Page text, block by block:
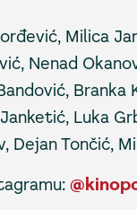
Milica
Nenad
Branka
Luka
Dejan Tončić,